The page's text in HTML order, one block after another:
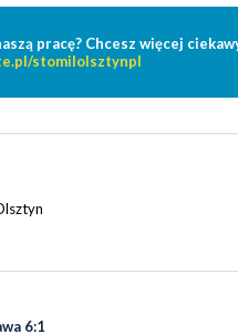
pracę? Chcesz więcej
stomilolsztynpl
6:1